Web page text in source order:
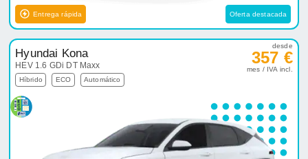
Entrega rápida Oferta destacada
Hyundai Kona
HEV 1.6 GDi DT Maxx
Híbrido ECO Automático
desde
357 €
mes / IVA incl.